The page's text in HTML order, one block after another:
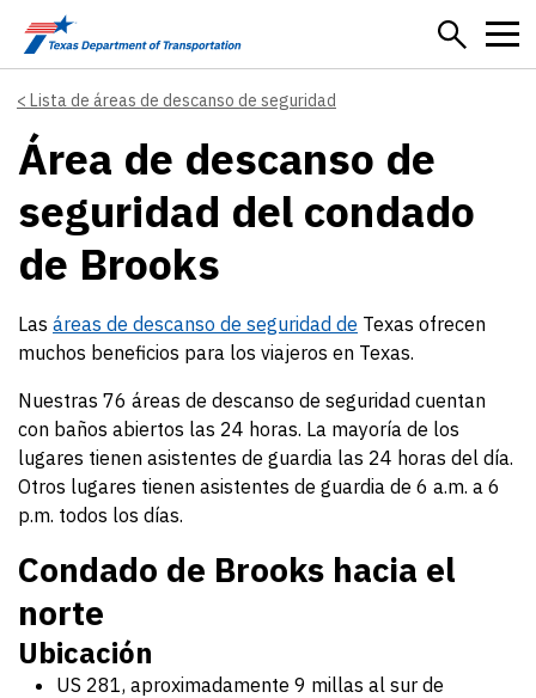
Skip to main content
Lista de áreas de descanso de seguridad
Área de descanso de
seguridad del condado
de Brooks
Las áreas de descanso de seguridad de Texas ofrecen
muchos beneficios para los viajeros en Texas.
Nuestras 76 áreas de descanso de seguridad cuentan
con baños abiertos las 24 horas. La mayoría de los
lugares tienen asistentes de guardia las 24 horas del día.
Otros lugares tienen asistentes de guardia de 6 a.m. a 6
p.m. todos los días.
Condado de Brooks hacia el
norte
Ubicación
US 281, aproximadamente 9 millas al sur de